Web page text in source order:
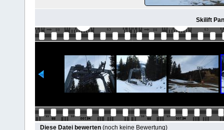
Skilift
Diese Datei bewerten (noch keine Bewertung)